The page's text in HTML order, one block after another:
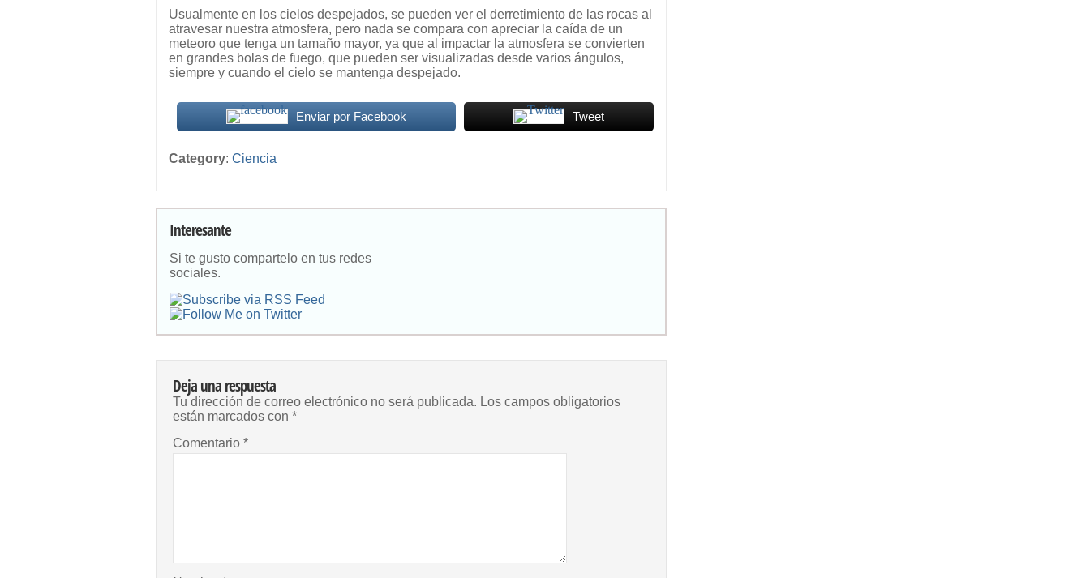
Usualmente en los cielos despejados, se pueden ver el derretimiento de las rocas al
atravesar nuestra atmosfera, pero nada se compara con apreciar la caída de un
meteoro que tenga un tamaño mayor, ya que al impactar la atmosfera se convierten
en grandes bolas de fuego, que pueden ser visualizadas desde varios ángulos,
siempre y cuando el cielo se mantenga despejado.
Enviar por Facebook Tweet
Category: Ciencia
Interesante
Si te gusto compartelo en tus redes
sociales.
Deja una respuesta
Tu dirección de correo electrónico no será publicada. Los campos obligatorios
están marcados con *
Comentario *